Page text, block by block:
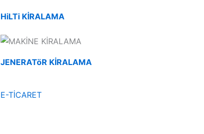
HiLTi KİRALAMA
JENERATöR KİRALAMA
E-TİCARET